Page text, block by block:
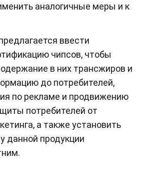
аналогичные меры и к
ввести
чипсов, чтобы
в них трансжиров и
до потребителей,
по рекламе и продвижению
потребителей от
а также установить
данной продукции